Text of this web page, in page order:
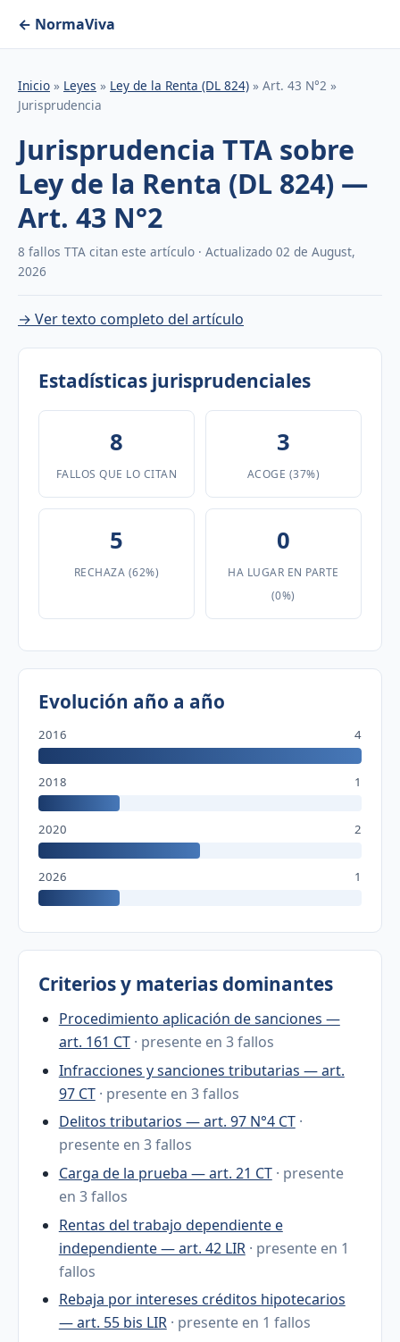
← NormaViva
Inicio » Leyes » Ley de la Renta (DL 824) » Art. 43 N°2 »
Jurisprudencia
Jurisprudencia TTA sobre
Ley de la Renta (DL 824) —
Art. 43 N°2
8 fallos TTA citan este artículo · Actualizado 02 de August,
2026
→ Ver texto completo del artículo
Estadísticas jurisprudenciales
8
FALLOS QUE LO CITAN
3
ACOGE (37%)
5
RECHAZA (62%)
0
HA LUGAR EN PARTE
(0%)
Evolución año a año
2016 4
2018 1
2020 2
2026 1
Criterios y materias dominantes
Procedimiento aplicación de sanciones —
art. 161 CT · presente en 3 fallos
Infracciones y sanciones tributarias — art.
97 CT · presente en 3 fallos
Delitos tributarios — art. 97 N°4 CT ·
presente en 3 fallos
Carga de la prueba — art. 21 CT · presente
en 3 fallos
Rentas del trabajo dependiente e
independiente — art. 42 LIR · presente en 1
fallos
Rebaja por intereses créditos hipotecarios
— art. 55 bis LIR · presente en 1 fallos